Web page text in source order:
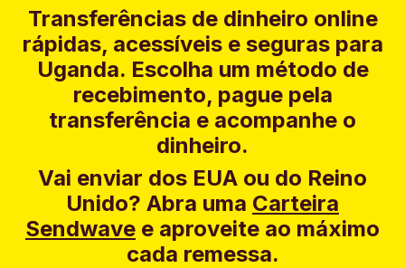
Transferências de dinheiro online
rápidas, acessíveis e seguras para
Uganda. Escolha um método de
recebimento, pague pela
transferência e acompanhe o
dinheiro.
Vai enviar dos EUA ou do Reino
Unido? Abra uma Carteira
Sendwave e aproveite ao máximo
cada remessa.